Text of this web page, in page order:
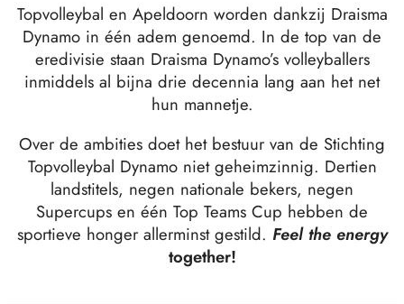
Topvolleybal en Apeldoorn worden dankzij Draisma
Dynamo in één adem genoemd. In de top van de
eredivisie staan Draisma Dynamo’s volleyballers
inmiddels al bijna drie decennia lang aan het net
hun mannetje.
Over de ambities doet het bestuur van de Stichting
Topvolleybal Dynamo niet geheimzinnig. Dertien
landstitels, negen nationale bekers, negen
Supercups en één Top Teams Cup hebben de
sportieve honger allerminst gestild. Feel the energy
together!